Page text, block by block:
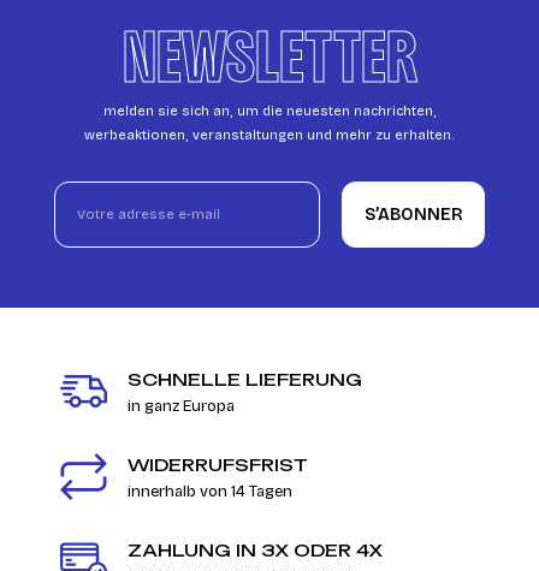
NEWSLETTER
melden sie sich an, um die neuesten nachrichten,
werbeaktionen, veranstaltungen und mehr zu erhalten.
S’ABONNER
SCHNELLE LIEFERUNG
in ganz Europa
WIDERRUFSFRIST
innerhalb von 14 Tagen
ZAHLUNG IN 3X ODER 4X